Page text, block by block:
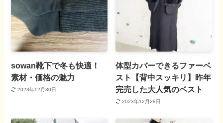
sowan靴下で冬も快適！
素材・価格の魅力
2023年12月30日
体型カバーできるファーベ
スト【背中スッキリ】昨年
完売した大人気のベスト
2023年12月28日